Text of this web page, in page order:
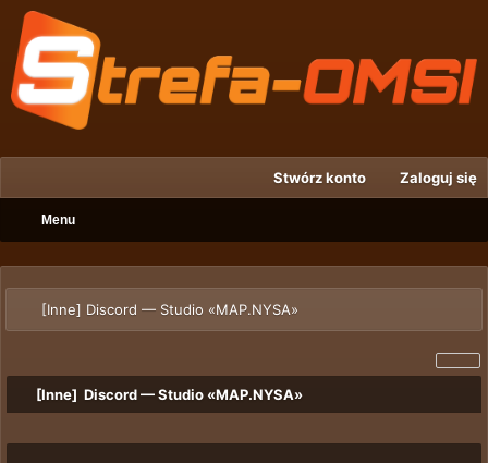
Stwórz konto Zaloguj się
Menu
[Inne] Discord — Studio «MAP.NYSA»
[Inne] Discord — Studio «MAP.NYSA»